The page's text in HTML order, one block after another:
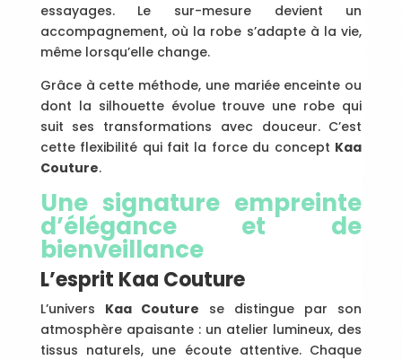
essayages. Le sur-mesure devient un
accompagnement, où la robe s’adapte à la vie,
même lorsqu’elle change.
Grâce à cette méthode, une mariée enceinte ou
dont la silhouette évolue trouve une robe qui
suit ses transformations avec douceur. C’est
cette flexibilité qui fait la force du concept Kaa
Couture.
Une signature empreinte
d’élégance et de
bienveillance
L’esprit Kaa Couture
L’univers Kaa Couture se distingue par son
atmosphère apaisante : un atelier lumineux, des
tissus naturels, une écoute attentive. Chaque